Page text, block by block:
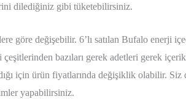
dilediğiniz gibi tüketebilirsiniz.
göre değişebilir. 6’lı satılan Bufalo enerji
bazıları gerek adetleri gerek
için ürün fiyatlarında değişiklik olabilir.
yapabilirsiniz.